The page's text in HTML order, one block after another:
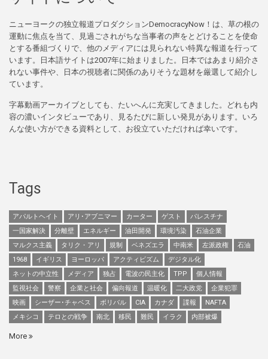
ニューヨークの独立報道プロダクションDemocracyNow！は、草の根の
運動に焦点を当て、見過ごされがちな当事者の声をとどけることを使命
とする番組づくりで、他のメディアには見られない特異な報道を行って
います。日本語サイトは2007年に始まりました。日本ではあまり紹介さ
れない事件や、日本の視聴者に関係のありそうな題材を厳選して紹介し
ています。
字幕動画アーカイブとしても、たいへんに充実してきました。どれも内
容の濃いインタビューであり、見るたびに新しい発見があります。いろ
んな使い方ができる資料として、お役立ていただければ幸いです。
Tags
アパルトヘイト アリ･アブニマー カーター ゲスト
パレスチナ
一国家解決
分離壁 エネルギー 油田開発 環境汚染
石油企業
マルクス主義
タリク・アリ 規制 ベネズエラ 中南米 左派政権
石油
1968
イギリス ヨーロッパ アクティビズム
デジタル化
ネットの中立性
メディア 独占 電波の民主化 TPP
個人情報
監視社会
警察 企業と社会 偏向報道 温暖化 二大政党
企業犯罪
映画
シーザー･チャベス ボリバル CIA カナダ 諜報
NAFTA
メキシコ
テロとの戦争 南北 移民 難民 イラク 内部被爆
More